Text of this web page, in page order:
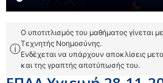
ⓘ
Ο υποτιτλισμός του μαθήματος γίνεται
Τεχνητής Νοημοσύνης.
Ενδέχεται να υπάρχουν αποκλίσεις
και της γραπτής αποτύπωσής του.